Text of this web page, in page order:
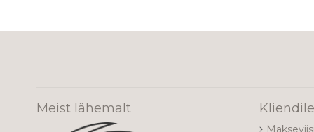
Meist lähemalt Kliendile